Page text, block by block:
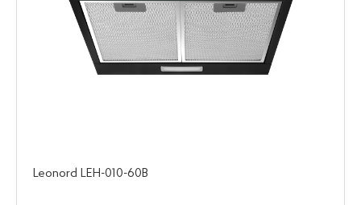
Leonord LEH-010-60B